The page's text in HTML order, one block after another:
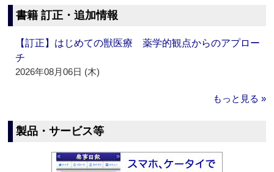
書籍 訂正・追加情報
【訂正】はじめての獣医療 薬学的観点からのアプロー
チ
2026年08月06日 (木)
もっと見る »
製品・サービス等